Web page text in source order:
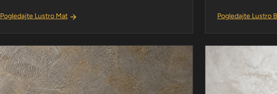
Pogledajte Lustro Mat Pogledajte Lustro